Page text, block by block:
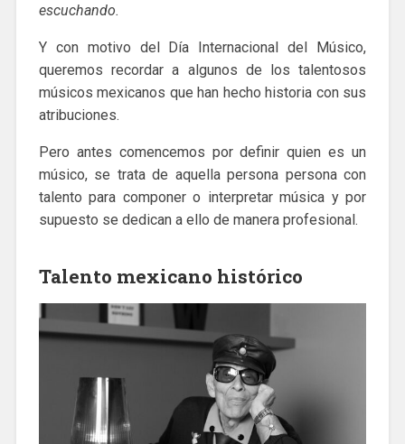
escuchando.
Y con motivo del Día Internacional del Músico,
queremos recordar a algunos de los talentosos
músicos mexicanos que han hecho historia con sus
atribuciones.
Pero antes comencemos por definir quien es un
músico, se trata de aquella persona persona con
talento para componer o interpretar música y por
supuesto se dedican a ello de manera profesional.
Talento mexicano histórico